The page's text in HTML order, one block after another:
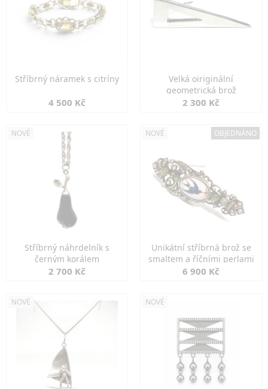
Stříbrný náramek s citríny
4 500 Kč
Velká oiriginální
geometrická brož
2 300 Kč
NOVÉ
Stříbrný náhrdelník s
černým korálem
2 700 Kč
NOVÉ OBJEDNÁNO
Unikátní stříbrná brož se
smaltem a říčními perlami
6 900 Kč
NOVÉ NOVÉ